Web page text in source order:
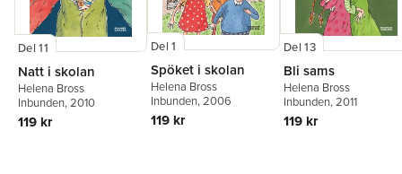
Del 11
Natt i skolan
Helena Bross
Inbunden, 2010
119 kr
Del 1
Spöket i skolan
Helena Bross
Inbunden, 2006
119 kr
Del 13
Bli sams
Helena Bross
Inbunden, 2011
119 kr